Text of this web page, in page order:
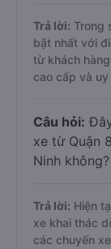
Trả lời: Trong
bật nhất với
từ khách
cao cấp và uy
Câu hỏi:
xe từ Quận
Ninh không?
Trả lời: Hiện
xe khai thác
các chuyến